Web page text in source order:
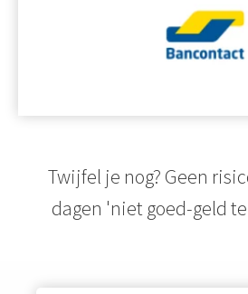
Twijfel je nog? Geen
dagen 'niet goed-geld